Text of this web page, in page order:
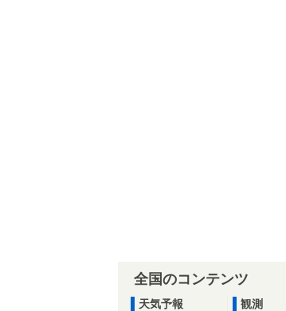
全国のコンテンツ
天気予報
観測